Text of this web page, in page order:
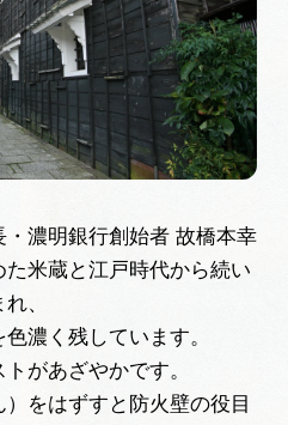
業者の皆様へ
ラリー
わせ
濃明銀行創始者 故橋本幸
米蔵と江戸時代から続い
、
濃く残しています。
があざやかです。
をはずすと防火壁の役目